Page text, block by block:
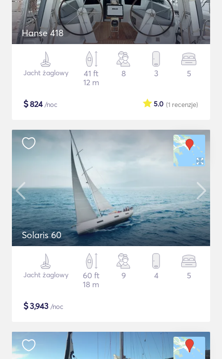
Hanse 418
Jacht żaglowy
41 ft
12 m
8 3 5
$824/noc (1 recenzje)
5.0
Solaris 60
Jacht żaglowy
60 ft
18 m
9 4 5
$3,943 /noc